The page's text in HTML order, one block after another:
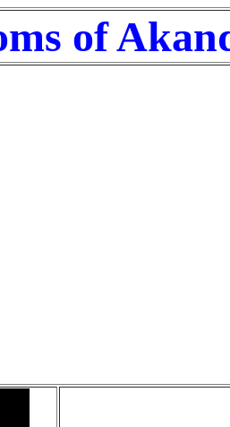
of